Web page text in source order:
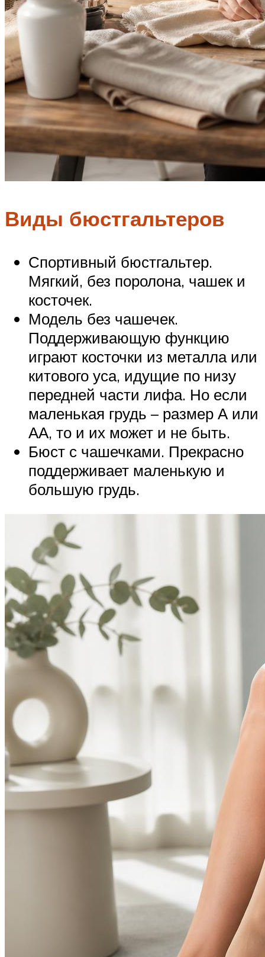
Виды бюстгальтеров
Спортивный бюстгальтер.
Мягкий, без поролона, чашек и
косточек.
Модель без чашечек.
Поддерживающую функцию
играют косточки из металла или
китового уса, идущие по низу
передней части лифа. Но если
маленькая грудь – размер А или
АА, то и их может и не быть.
Бюст с чашечками. Прекрасно
поддерживает маленькую и
большую грудь.